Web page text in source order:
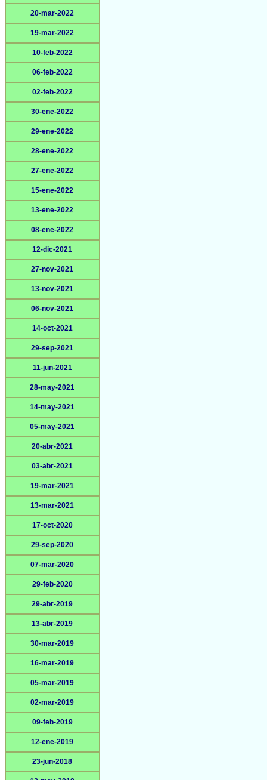
20-mar-2022
19-mar-2022
10-feb-2022
06-feb-2022
02-feb-2022
30-ene-2022
29-ene-2022
28-ene-2022
27-ene-2022
15-ene-2022
13-ene-2022
08-ene-2022
12-dic-2021
27-nov-2021
13-nov-2021
06-nov-2021
14-oct-2021
29-sep-2021
11-jun-2021
28-may-2021
14-may-2021
05-may-2021
20-abr-2021
03-abr-2021
19-mar-2021
13-mar-2021
17-oct-2020
29-sep-2020
07-mar-2020
29-feb-2020
29-abr-2019
13-abr-2019
30-mar-2019
16-mar-2019
05-mar-2019
02-mar-2019
09-feb-2019
12-ene-2019
23-jun-2018